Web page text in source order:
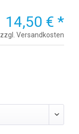
14,50 € *
zzgl. Versandkosten